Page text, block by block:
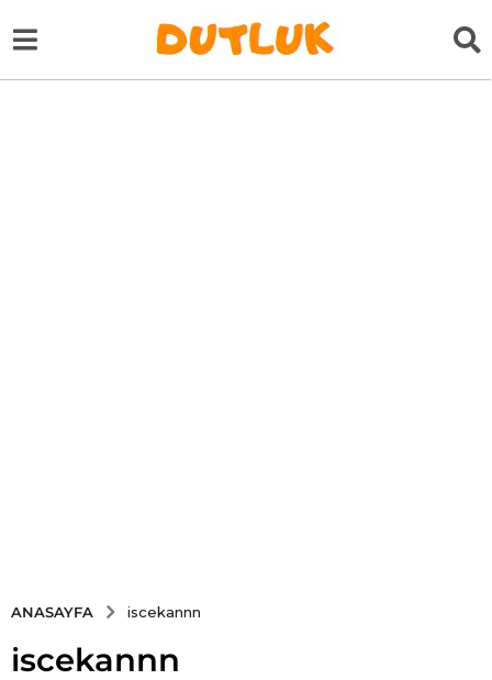
ANASAYFA iscekannn
iscekannn